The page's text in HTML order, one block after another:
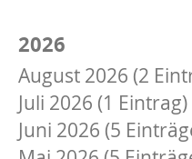
2026
August 2026 (2
Juli 2026 (1 Eintrag)
Juni 2026 (5